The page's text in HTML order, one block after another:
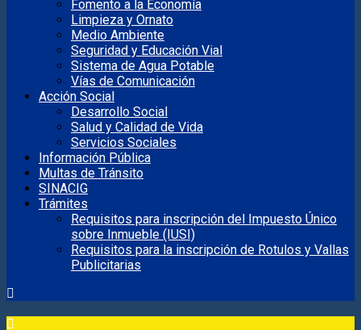
Fomento a la Economía
Limpieza y Ornato
Medio Ambiente
Seguridad y Educación Vial
Sistema de Agua Potable
Vías de Comunicación
Acción Social
Desarrollo Social
Salud y Calidad de Vida
Servicios Sociales
Información Pública
Multas de Tránsito
SINACIG
Trámites
Requisitos para inscripción del Impuesto Único
sobre Inmueble (IUSI)
Requisitos para la inscripción de Rotulos y Vallas
Publicitarias